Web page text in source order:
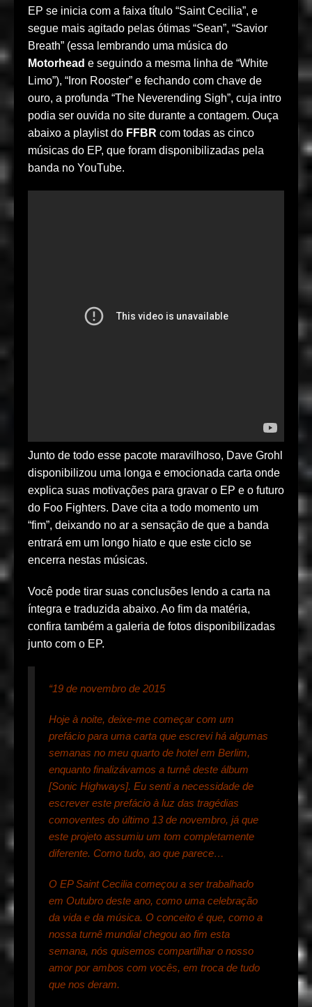
EP se inicia com a faixa título “Saint Cecilia”, e
segue mais agitado pelas ótimas “Sean”, “Savior
Breath” (essa lembrando uma música do
Motorhead e seguindo a mesma linha de “White
Limo”), “Iron Rooster” e fechando com chave de
ouro, a profunda “The Neverending Sigh”, cuja intro
podia ser ouvida no site durante a contagem. Ouça
abaixo a playlist do FFBR com todas as cinco
músicas do EP, que foram disponibilizadas pela
banda no YouTube.
Junto de todo esse pacote maravilhoso, Dave Grohl
disponibilizou uma longa e emocionada carta onde
explica suas motivações para gravar o EP e o futuro
do Foo Fighters. Dave cita a todo momento um
“fim”, deixando no ar a sensação de que a banda
entrará em um longo hiato e que este ciclo se
encerra nestas músicas.
Você pode tirar suas conclusões lendo a carta na
íntegra e traduzida abaixo. Ao fim da matéria,
confira também a galeria de fotos disponibilizadas
junto com o EP.
“19 de novembro de 2015
Hoje à noite, deixe-me começar com um
prefácio para uma carta que escrevi há algumas
semanas no meu quarto de hotel em Berlim,
enquanto finalizávamos a turnê deste álbum
[Sonic Highways]. Eu senti a necessidade de
escrever este prefácio à luz das tragédias
comoventes do último 13 de novembro, já que
este projeto assumiu um tom completamente
diferente. Como tudo, ao que parece…
O EP Saint Cecilia começou a ser trabalhado
em Outubro deste ano, como uma celebração
da vida e da música. O conceito é que, como a
nossa turnê mundial chegou ao fim esta
semana, nós quisemos compartilhar o nosso
amor por ambos com vocês, em troca de tudo
que nos deram.